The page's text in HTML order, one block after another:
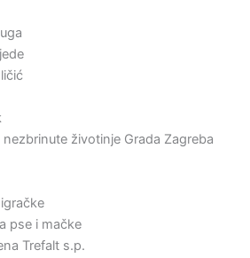
životinje Grada Zagreba
pse i mačke
Trefalt s.p.